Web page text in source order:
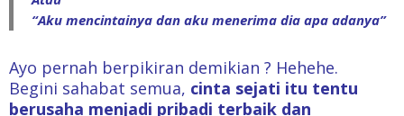
“Aku mencintainya dan aku menerima dia apa adanya”
Ayo pernah berpikiran demikian ? Hehehe.
Begini sahabat semua, cinta sejati itu tentu
berusaha menjadi pribadi terbaik dan